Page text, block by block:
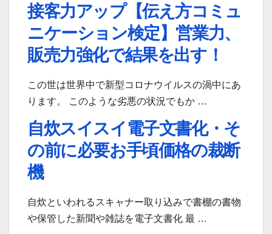
接客力アップ【伝え方コミュ
ニケーション検定】営業力、
販売力強化で結果を出す！
この世は世界中で新型コロナウイルスの渦中にあ
ります。 このような劣悪の状況でもか …
自炊スイスイ電子文書化・そ
の前に必要お手頃価格の裁断
機
自炊といわれるスキャナー取り込みで書棚の書物
や保管した新聞や雑誌を電子文書化 最 …